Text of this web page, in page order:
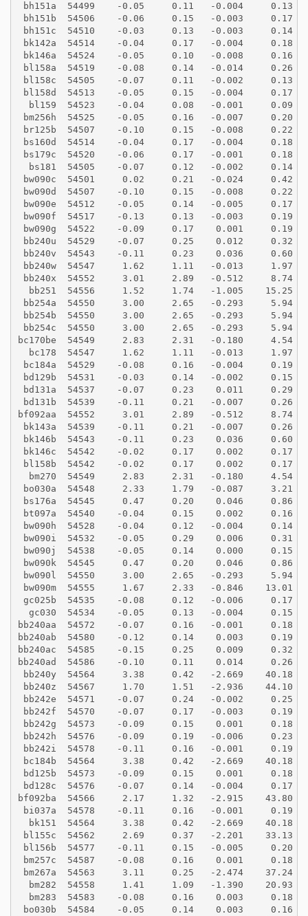
bh151a  54499    -0.05     0.11   -0.004     0.13
bh151b  54506    -0.06     0.15   -0.003     0.17
bh151c  54510    -0.03     0.13   -0.003     0.14
bk142a  54514    -0.04     0.17   -0.004     0.18
bk146a  54524    -0.05     0.10   -0.008     0.16
bl158a  54519    -0.08     0.14   -0.014     0.26
bl158c  54505    -0.07     0.11   -0.002     0.13
bl158d  54513    -0.05     0.15   -0.004     0.17
  bl159  54523    -0.04     0.08   -0.001     0.09
bm256h  54525    -0.05     0.16   -0.007     0.20
br125b  54507    -0.10     0.15   -0.008     0.22
bs160d  54514    -0.04     0.17   -0.004     0.18
bs179c  54520    -0.06     0.17   -0.001     0.18
  bs181  54505    -0.07     0.12   -0.002     0.14
bw090c  54501     0.02     0.21   -0.024     0.42
bw090d  54507    -0.10     0.15   -0.008     0.22
bw090e  54512    -0.05     0.14   -0.005     0.17
bw090f  54517    -0.13     0.13   -0.003     0.19
bw090g  54522    -0.09     0.17    0.001     0.19
bb240u  54529    -0.07     0.25    0.012     0.32
bb240v  54543    -0.11     0.23    0.036     0.60
bb240w  54547     1.62     1.11   -0.013     1.97
bb240x  54552     3.01     2.89   -0.512     8.74
  bb251  54556     1.52     1.74   -1.005    15.25
bb254a  54550     3.00     2.65   -0.293     5.94
bb254b  54550     3.00     2.65   -0.293     5.94
bb254c  54550     3.00     2.65   -0.293     5.94
bc170be  54549     2.83     2.31   -0.180     4.54
  bc178  54547     1.62     1.11   -0.013     1.97
bc184a  54529    -0.08     0.16   -0.004     0.19
bd129b  54531    -0.03     0.14   -0.002     0.15
bd131a  54537    -0.07     0.23    0.011     0.29
bd131b  54539    -0.11     0.21   -0.007     0.26
bf092aa  54552     3.01     2.89   -0.512     8.74
bk143a  54539    -0.11     0.21   -0.007     0.26
bk146b  54543    -0.11     0.23    0.036     0.60
bk146c  54542    -0.02     0.17    0.002     0.17
bl158b  54542    -0.02     0.17    0.002     0.17
  bm270  54549     2.83     2.31   -0.180     4.54
bo030a  54548     2.33     1.79   -0.087     3.21
bs176a  54545     0.47     0.20    0.046     0.86
bt097a  54540    -0.04     0.15    0.002     0.16
bw090h  54528    -0.04     0.12   -0.004     0.14
bw090i  54532    -0.05     0.29    0.006     0.31
bw090j  54538    -0.05     0.14    0.000     0.15
bw090k  54545     0.47     0.20    0.046     0.86
bw090l  54550     3.00     2.65   -0.293     5.94
bw090m  54555     1.67     2.33   -0.846    13.01
gc025b  54535    -0.08     0.12   -0.006     0.17
  gc030  54534    -0.05     0.13   -0.004     0.15
bb240aa  54572    -0.07     0.16   -0.001     0.18
bb240ab  54580    -0.12     0.14    0.003     0.19
bb240ac  54585    -0.15     0.25    0.009     0.32
bb240ad  54586    -0.10     0.11    0.014     0.26
bb240y  54564     3.38     0.42   -2.669    40.18
bb240z  54567     1.70     1.51   -2.936    44.10
bb242e  54571    -0.07     0.24   -0.002     0.25
bb242f  54570    -0.07     0.17   -0.003     0.19
bb242g  54573    -0.09     0.15    0.001     0.18
bb242h  54576    -0.09     0.19   -0.006     0.23
bb242i  54578    -0.11     0.16   -0.001     0.19
bc184b  54564     3.38     0.42   -2.669    40.18
bd125b  54573    -0.09     0.15    0.001     0.18
bd128c  54576    -0.07     0.14   -0.004     0.17
bf092ba  54566     2.17     1.32   -2.915    43.80
bi037a  54578    -0.11     0.16   -0.001     0.19
  bk151  54564     3.38     0.42   -2.669    40.18
bl155c  54562     2.69     0.37   -2.201    33.13
bl156b  54577    -0.11     0.15   -0.005     0.20
bm257c  54587    -0.08     0.16    0.001     0.18
bm267a  54563     3.11     0.25   -2.474    37.24
  bm282  54558     1.41     1.09   -1.390    20.93
  bm283  54583    -0.08     0.16    0.003     0.18
bo030b  54584    -0.05     0.14    0.003     0.16